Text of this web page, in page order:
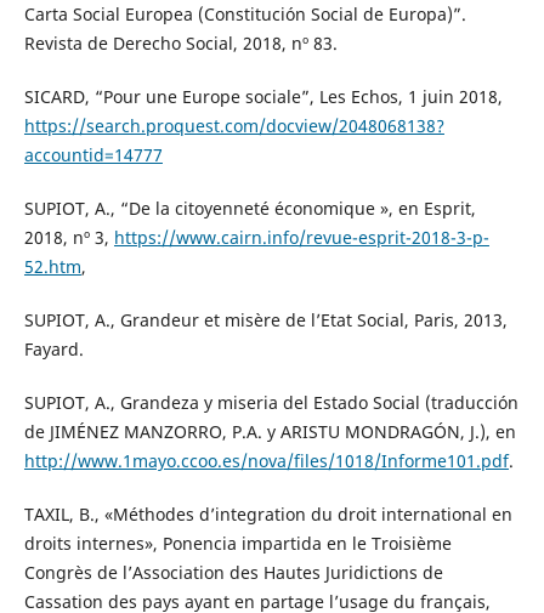
Carta Social Europea (Constitución Social de Europa)”.
Revista de Derecho Social, 2018, nº 83.
SICARD, “Pour une Europe sociale”, Les Echos, 1 juin 2018,
https://search.proquest.com/docview/2048068138?
accountid=14777
SUPIOT, A., “De la citoyenneté économique », en Esprit,
2018, nº 3, https://www.cairn.info/revue-esprit-2018-3-p-
52.htm,
SUPIOT, A., Grandeur et misère de l’Etat Social, Paris, 2013,
Fayard.
SUPIOT, A., Grandeza y miseria del Estado Social (traducción
de JIMÉNEZ MANZORRO, P.A. y ARISTU MONDRAGÓN, J.), en
http://www.1mayo.ccoo.es/nova/files/1018/Informe101.pdf.
TAXIL, B., «Méthodes d’integration du droit international en
droits internes», Ponencia impartida en le Troisième
Congrès de l’Association des Hautes Juridictions de
Cassation des pays ayant en partage l’usage du français,